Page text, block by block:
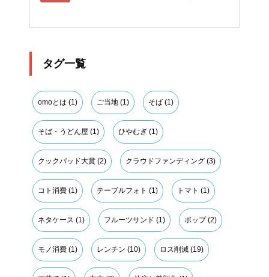
タグ一覧
omoとは (1) ご当地 (1) そば (1)
そば・うどん屋 (1) ひやむぎ (1)
クックパッド大賞 (2) クラウドファンディング (3)
コト消費 (1) テーブルフォト (1) トマト (1)
ネタケース (1) フルーツサンド (1) ポップ(2)
モノ消費 (1) レンチン (10) ロス削減 (19)